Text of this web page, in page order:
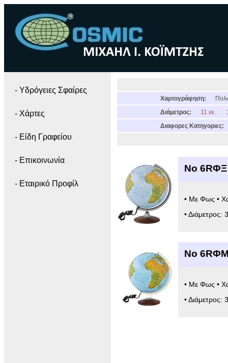
- Yδρόγειες Σφαίρες
- Χάρτες
- Είδη Γραφείου
- Επικοινωνία
- Εταιρικό Προφίλ
Χαρτογράφηση:
Διάμετρος:
11 εκ.
Διαφορες Κατηγοριες:
Νο 6RΦΞ
• Με Φως •
•
Νο
• Με Φως •
•